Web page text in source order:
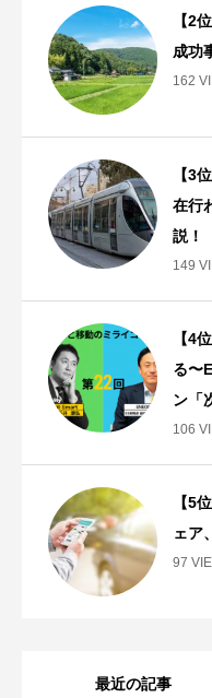
【2
成功
162
【3
在行
説！
149
【4
る〜
ン「
106
【5
ェア
97
最近の記事